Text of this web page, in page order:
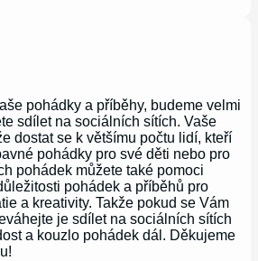
pohádky a příběhy, budeme velmi
sdílet na sociálních sítích. Vaše
dostat se k většímu počtu lidí, kteří
pohádky pro své děti nebo pro
pohádek můžete také pomoci
pohádek a příběhů pro
a kreativity. Takže pokud se Vám
je sdílet na sociálních sítích
a kouzlo pohádek dál. Děkujeme